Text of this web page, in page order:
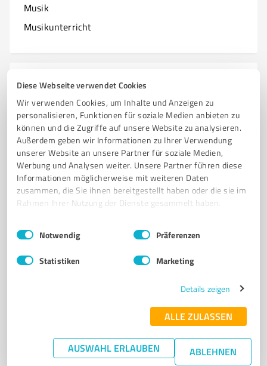
Diese Webseite verwendet Cookies
Wir verwenden Cookies, um Inhalte und Anzeigen zu
personalisieren, Funktionen für soziale Medien anbieten zu
können und die Zugriffe auf unsere Website zu analysieren.
Außerdem geben wir Informationen zu Ihrer Verwendung
unserer Website an unsere Partner für soziale Medien,
Werbung und Analysen weiter. Unsere Partner führen diese
Informationen möglicherweise mit weiteren Daten
zusammen, die Sie ihnen bereitgestellt haben oder die sie im
Rahmen Ihrer Nutzung der Dienste gesammelt haben.
Impressum Datenschutzbestimmungen
Einwilligungsauswahl
Notwendig Präferenzen
Statistiken Marketing
Details zeigen
ALLE ZULASSEN
AUSWAHL ERLAUBEN ABLEHNEN
Musik
Musikunterricht
N
Natur & Umwelt
Nagelstudios
O Branchen mit O
Optiker
Onlineshops
Branchen mit P